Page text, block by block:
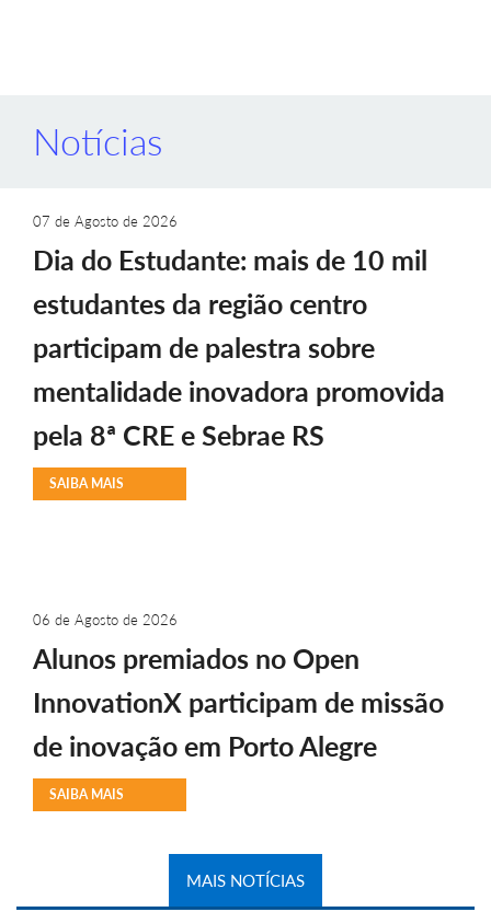
Notícias
07 de Agosto de 2026
Dia do Estudante: mais de 10 mil
estudantes da região centro
participam de palestra sobre
mentalidade inovadora promovida
pela 8ª CRE e Sebrae RS
SAIBA MAIS
06 de Agosto de 2026
Alunos premiados no Open
InnovationX participam de missão
de inovação em Porto Alegre
SAIBA MAIS
MAIS NOTÍCIAS